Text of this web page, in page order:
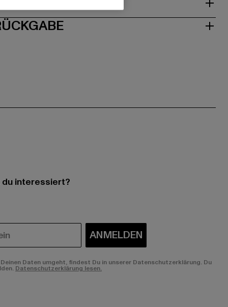
interessiert?
ANMELDEN
Daten umgeht, findest Du in unserer Datenschutzerklärung. Du
Datenschutzerklärung lesen.